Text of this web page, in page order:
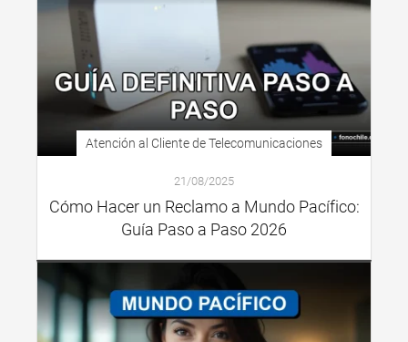
Atención al Cliente de Telecomunicaciones
21/08/2025
Cómo Hacer un Reclamo a Mundo Pacífico:
Guía Paso a Paso 2026